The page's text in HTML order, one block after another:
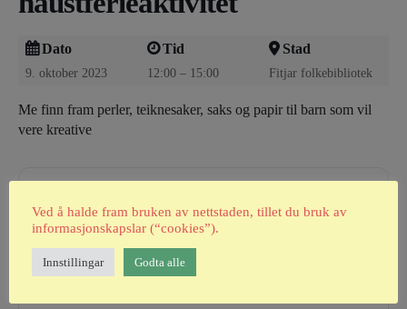
Dato
9. oktober 2023
Tid
12:00 – 15:00
Stad
Fitjar folkebibliotek
Me finn fram perler, teiknesaker, saks og papir til barn som vil
vere kreative
+ Add to Google Calendar
Ved å halde fram bruken av nettstaden, tillet du bruk av
informasjonskapslar (“cookies”).
Innstillingar Godta alle